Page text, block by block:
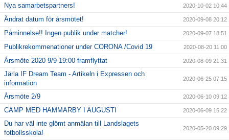
Nya samarbetspartners! 2020-10-02 10:44
Ändrat datum för årsmötet! 2020-09-08 20:12
Påminnelse!! Ingen publik under matcher! 2020-09-07 18:51
Publikrekommenationer under CORONA /Covid 19 2020-08-20 11:00
Årsmöte 2020 9/9 19:00 framflyttat 2020-08-09 21:31
Järla IF Dream Team - Artikeln i Expressen och
information
2020-06-25 07:15
Årsmöte 2/9 2020-06-10 09:12
CAMP MED HAMMARBY I AUGUSTI 2020-06-09 15:22
Du har väl inte glömt anmälan till Landslagets
fotbollsskola!
2020-05-20 09:29